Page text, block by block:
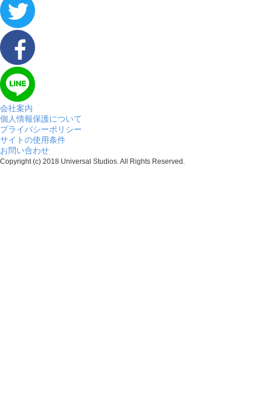
会社案内
個人情報保護について
プライバシーポリシー
サイトの使用条件
お問い合わせ
Copyright (c) 2018 Universal Studios. All Rights Reserved.